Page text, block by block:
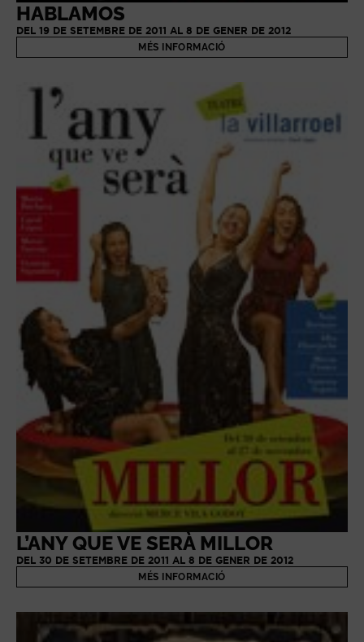
HABLAMOS
DEL 19 DE SETEMBRE DE 2011 AL 8 DE GENER DE 2012
MÉS INFORMACIÓ
L’ANY QUE VE SERÀ MILLOR
DEL 30 DE SETEMBRE DE 2011 AL 8 DE GENER DE 2012
MÉS INFORMACIÓ